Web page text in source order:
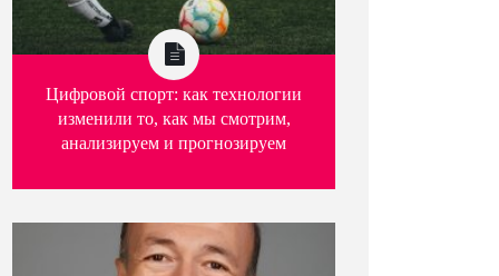
Цифровой спорт: как технологии
изменили то, как мы смотрим,
анализируем и прогнозируем